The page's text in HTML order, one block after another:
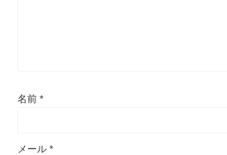
名前 *
メール *